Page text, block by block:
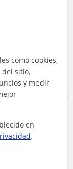
dar clase
como cookies,
sitio,
y medir
en
.